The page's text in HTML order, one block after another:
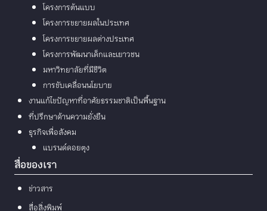
โครงการต้นแบบ
โครงการขยายผลในประเทศ
โครงการขยายผลต่างประเทศ
โครงการพัฒนาเด็กและเยาวชน
มหาวิทยาลัยที่มีชีวิต
การขับเคลื่อนนโยบาย
งานแก้ไขปัญหาที่อาศัยธรรมชาติเป็นพื้นฐาน
ที่ปรึกษาด้านความยั่งยืน
ธุรกิจเพื่อสังคม
แบรนด์ดอยตุง
สื่อของเรา
ข่าวสาร
สื่อสิ่งพิมพ์